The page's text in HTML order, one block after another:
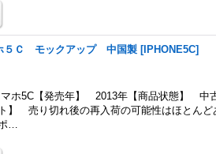
５Ｃ モックアップ 中国製 [IPHONE5C]
ホ5C【発売年】 2013年【商品状態】 中
】 売り切れ後の再入荷の可能性はほとんど
…